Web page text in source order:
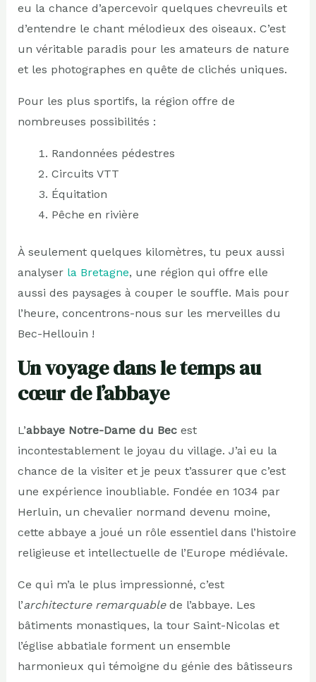
eu la chance d’apercevoir quelques chevreuils et
d’entendre le chant mélodieux des oiseaux. C’est
un véritable paradis pour les amateurs de nature
et les photographes en quête de clichés uniques.
Pour les plus sportifs, la région offre de
nombreuses possibilités :
Randonnées pédestres
Circuits VTT
Équitation
Pêche en rivière
À seulement quelques kilomètres, tu peux aussi
analyser la Bretagne, une région qui offre elle
aussi des paysages à couper le souffle. Mais pour
l’heure, concentrons-nous sur les merveilles du
Bec-Hellouin !
Un voyage dans le temps au
cœur de l’abbaye
L’abbaye Notre-Dame du Becest
incontestablement le joyau du village. J’ai eu la
chance de la visiter et je peux t’assurer que c’est
une expérience inoubliable. Fondée en 1034 par
Herluin, un chevalier normand devenu moine,
cette abbaye a joué un rôle essentiel dans l’histoire
religieuse et intellectuelle de l’Europe médiévale.
Ce qui m’a le plus impressionné, c’est
l’architecture remarquablede l’abbaye. Les
bâtiments monastiques, la tour Saint-Nicolas et
l’église abbatiale forment un ensemble
harmonieux qui témoigne du génie des bâtisseurs